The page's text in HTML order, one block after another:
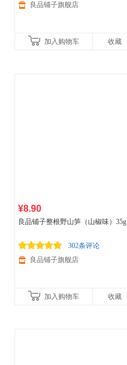
良品铺子旗舰店
加入购物车 收藏
¥8.90
良品铺子整根野山笋（山椒味）35g
302条评论
良品铺子旗舰店
加入购物车 收藏